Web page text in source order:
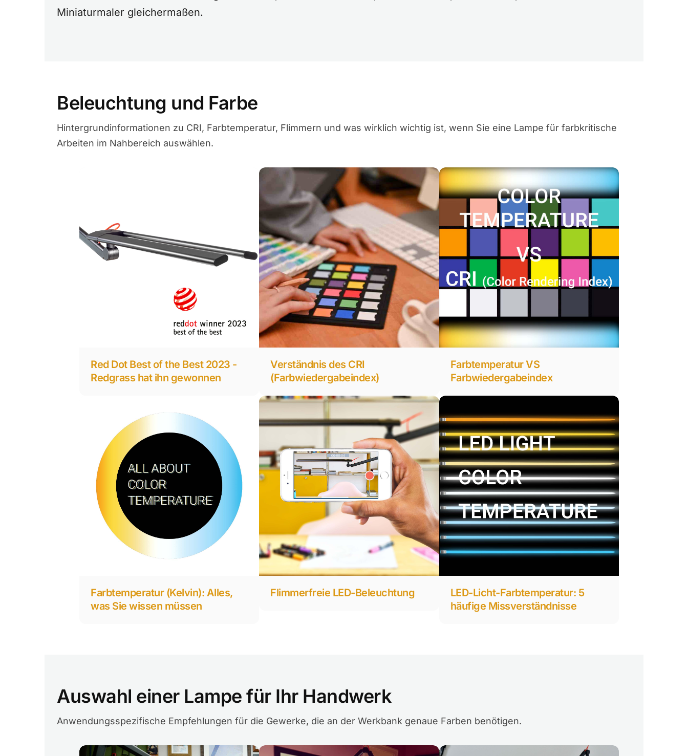
Miniaturmaler gleichermaßen.
Beleuchtung und Farbe
Hintergrundinformationen zu CRI, Farbtemperatur, Flimmern und was wirklich wichtig ist, wenn Sie eine Lampe für farbkritische
Arbeiten im Nahbereich auswählen.
Red Dot Best of the Best 2023 -
Redgrass hat ihn gewonnen
Verständnis des CRI
(Farbwiedergabeindex)
Farbtemperatur VS
Farbwiedergabeindex
Farbtemperatur (Kelvin): Alles,
was Sie wissen müssen
Flimmerfreie LED-Beleuchtung
LED-Licht-Farbtemperatur: 5
häufige Missverständnisse
Auswahl einer Lampe für Ihr Handwerk
Anwendungsspezifische Empfehlungen für die Gewerke, die an der Werkbank genaue Farben benötigen.